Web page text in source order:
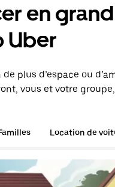
en
Uber
de plus d’espace ou
vous et votre
Location de